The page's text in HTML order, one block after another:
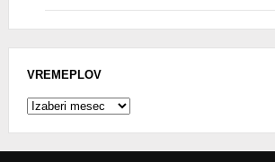
VREMEPLOV
Vremeplov